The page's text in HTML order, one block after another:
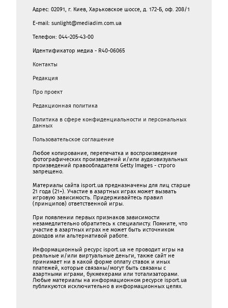
Адрес: 02091, г. Киев, Харьковское шоссе, д. 172-Б, оф. 208/1
E-mail: sunlight@mediadim.com.ua
Телефон: 044-205-43-00
Идентификатор медиа - R40-06065
Контакты
Редакция
Про проект
Редакционная политика
Политика в сфере конфиденциальности и персональных
данных
Пользовательское соглашение
Любое копирование, перепечатка и воспроизведение
фотографических произведений и/или аудиовизуальных
произведений правообладателя Getty Images - строго
запрещено.
Материалы сайта isport.ua предназначены для лиц старше
21 года (21+). Участие в азартных играх может вызвать
игровую зависимость. Придерживайтесь правил
(принципов) ответственной игры.
При появлении первых признаков зависимости
незамедлительно обратитесь к специалисту. Помните, что
участие в азартных играх не может быть источником
доходов или альтернативой работе.
Информационный ресурс isport.ua не проводит игры на
реальные и/или виртуальные деньги, также сайт не
принимает ни в какой форме oплaту ставок и иных
платежей, которые связаны/могут быть связаны c
азартными игрaми, букмекерами или тотализаторами.
Любые материалы на информационном ресурсе isport.ua
публикуютcя исключительно в информационных целях.